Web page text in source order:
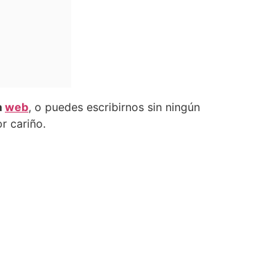
web, o puedes escribirnos sin ningún
cariño.